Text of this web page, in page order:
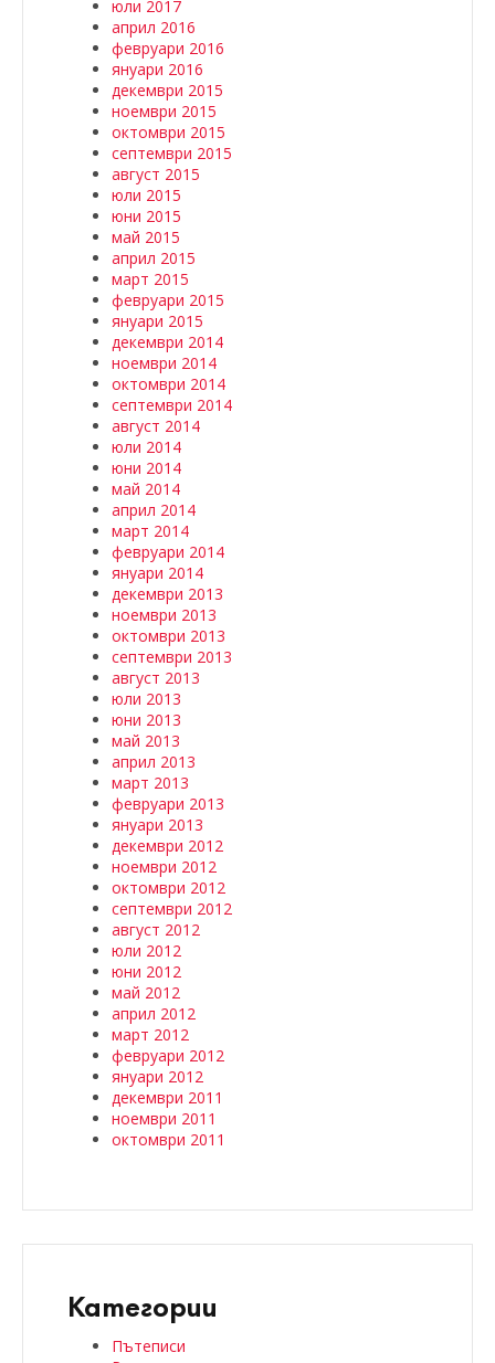
юли 2017
април 2016
февруари 2016
януари 2016
декември 2015
ноември 2015
октомври 2015
септември 2015
август 2015
юли 2015
юни 2015
май 2015
април 2015
март 2015
февруари 2015
януари 2015
декември 2014
ноември 2014
октомври 2014
септември 2014
август 2014
юли 2014
юни 2014
май 2014
април 2014
март 2014
февруари 2014
януари 2014
декември 2013
ноември 2013
октомври 2013
септември 2013
август 2013
юли 2013
юни 2013
май 2013
април 2013
март 2013
февруари 2013
януари 2013
декември 2012
ноември 2012
октомври 2012
септември 2012
август 2012
юли 2012
юни 2012
май 2012
април 2012
март 2012
февруари 2012
януари 2012
декември 2011
ноември 2011
октомври 2011
Категории
Пътеписи